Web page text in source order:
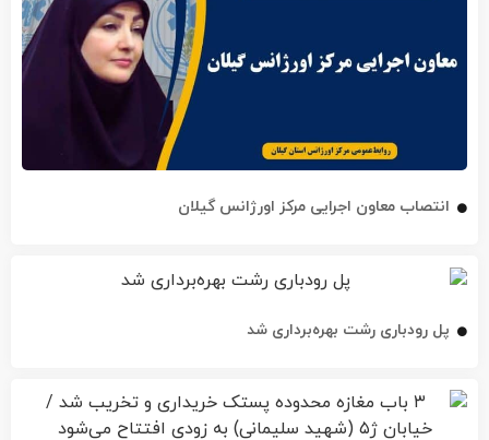
انتصاب معاون اجرایی مرکز اورژانس گیلان
پل رودباری رشت بهره‌برداری شد